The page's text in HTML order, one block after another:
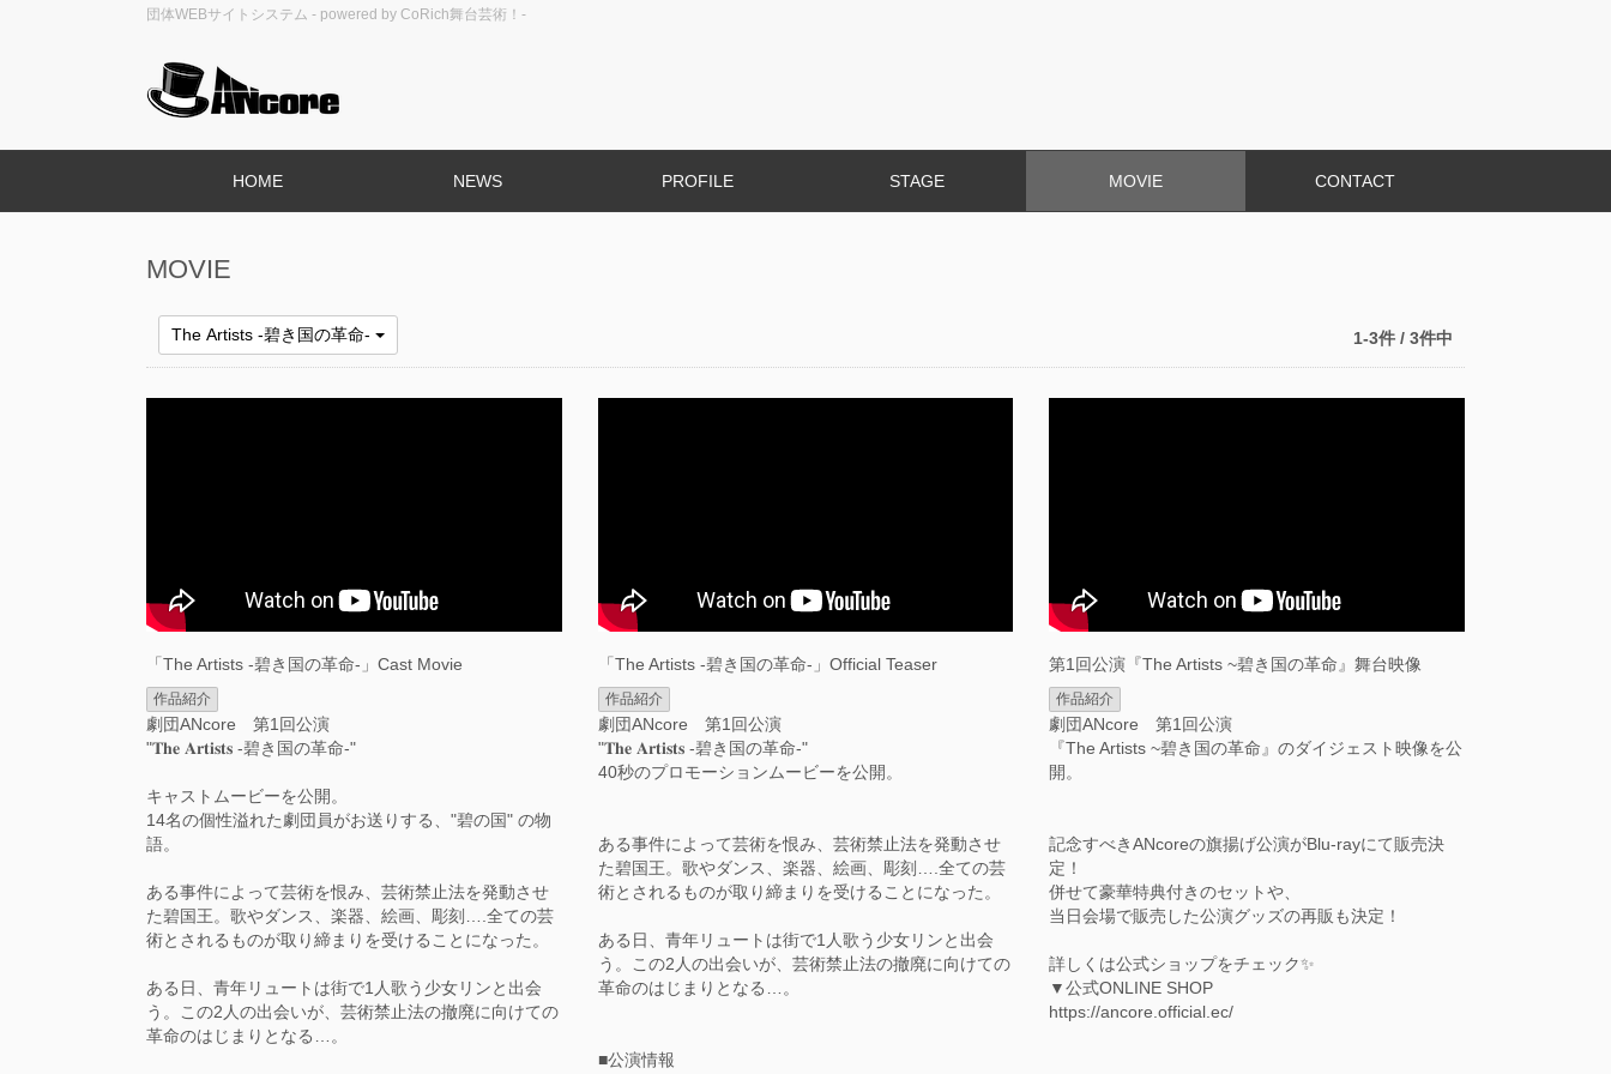
団体WEBサイトシステム - powered by CoRich舞台芸術！-
HOME NEWS PROFILE STAGE MOVIE CONTACT
MOVIE
The Artists -碧き国の革命- 1-3件 / 3件中
「The Artists -碧き国の革命-」Cast Movie
作品紹介
劇団ANcore 第1回公演
"𝐓𝐡𝐞 𝐀𝐫𝐭𝐢𝐬𝐭𝐬 -碧き国の革命-"
キャストムービーを公開。
14名の個性溢れた劇団員がお送りする、"碧の国" の物
語。
ある事件によって芸術を恨み、芸術禁止法を発動させ
た碧国王。歌やダンス、楽器、絵画、彫刻….全ての芸
術とされるものが取り締まりを受けることになった。
ある日、青年リュートは街で1人歌う少女リンと出会
う。この2人の出会いが、芸術禁止法の撤廃に向けての
革命のはじまりとなる…。
「The Artists -碧き国の革命-」Official Teaser
作品紹介
劇団ANcore 第1回公演
"𝐓𝐡𝐞 𝐀𝐫𝐭𝐢𝐬𝐭𝐬 -碧き国の革命-"
40秒のプロモーションムービーを公開。
ある事件によって芸術を恨み、芸術禁止法を発動させ
た碧国王。歌やダンス、楽器、絵画、彫刻….全ての芸
術とされるものが取り締まりを受けることになった。
ある日、青年リュートは街で1人歌う少女リンと出会
う。この2人の出会いが、芸術禁止法の撤廃に向けての
革命のはじまりとなる…。
■公演情報
第1回公演『The Artists ~碧き国の革命』舞台映像
作品紹介
劇団ANcore 第1回公演
『The Artists ~碧き国の革命』のダイジェスト映像を公
開。
記念すべきANcoreの旗揚げ公演がBlu-rayにて販売決
定！
併せて豪華特典付きのセットや、
当日会場で販売した公演グッズの再販も決定！
詳しくは公式ショップをチェック✨
▼公式ONLINE SHOP
https://ancore.official.ec/